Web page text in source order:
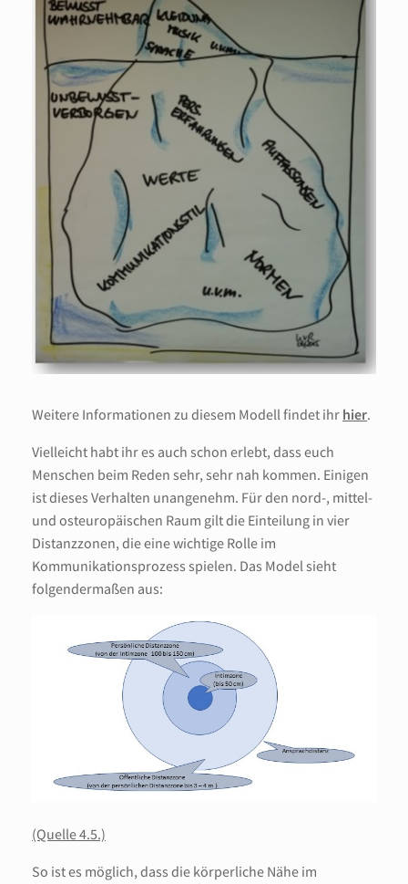
Weitere Informationen zu diesem Modell findet ihr hier.
Vielleicht habt ihr es auch schon erlebt, dass euch
Menschen beim Reden sehr, sehr nah kommen. Einigen
ist dieses Verhalten unangenehm. Für den nord-, mittel-
und osteuropäischen Raum gilt die Einteilung in vier
Distanzzonen, die eine wichtige Rolle im
Kommunikationsprozess spielen. Das Model sieht
folgendermaßen aus:
(Quelle 4.5.)
So ist es möglich, dass die körperliche Nähe im